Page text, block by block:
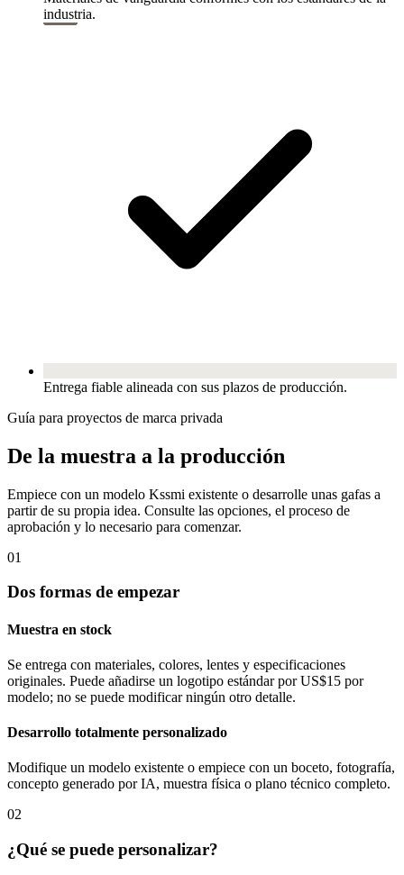
industria.
Entrega fiable alineada con sus plazos de producción.
Guía para proyectos de marca privada
De la muestra a la producción
Empiece con un modelo Kssmi existente o desarrolle unas gafas a
partir de su propia idea. Consulte las opciones, el proceso de
aprobación y lo necesario para comenzar.
01
Dos formas de empezar
Muestra en stock
Se entrega con materiales, colores, lentes y especificaciones
originales. Puede añadirse un logotipo estándar por US$15 por
modelo; no se puede modificar ningún otro detalle.
Desarrollo totalmente personalizado
Modifique un modelo existente o empiece con un boceto, fotografía,
concepto generado por IA, muestra física o plano técnico completo.
02
¿Qué se puede personalizar?